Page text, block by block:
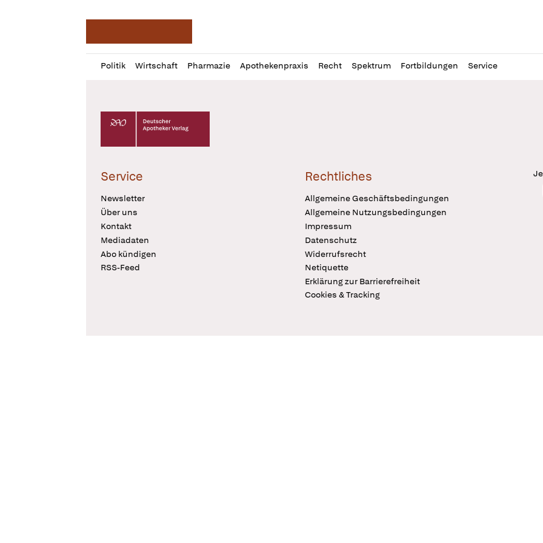
Politik Wirtschaft Pharmazie Apothekenpraxis Recht Spektrum Fortbildungen Service
Profil
öffnen
Daz
Pur
Deutscher Apotheker Verlag Logo
Service
Newsletter
Über uns
Kontakt
Mediadaten
Abo kündigen
RSS-Feed
Rechtliches
Allgemeine Geschäftsbedingungen
Allgemeine Nutzungsbedingungen
Impressum
Datenschutz
Widerrufsrecht
Netiquette
Erklärung zur Barrierefreiheit
Cookies & Tracking